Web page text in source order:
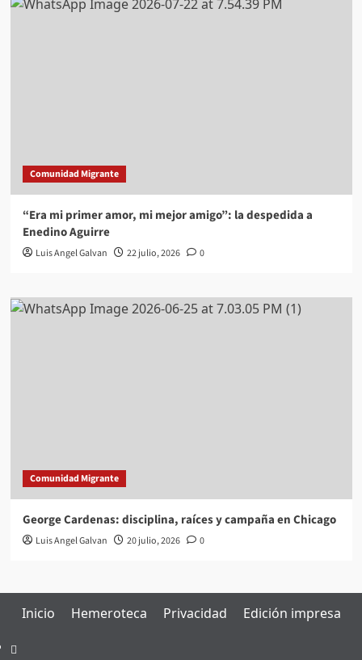
Comunidad Migrante
“Era mi primer amor, mi mejor amigo”: la despedida a
Enedino Aguirre
Luis Angel Galvan 22 julio, 2026 0
Comunidad Migrante
George Cardenas: disciplina, raíces y campaña en Chicago
Luis Angel Galvan 20 julio, 2026 0
Inicio Hemeroteca Privacidad Edición impresa
Inicio